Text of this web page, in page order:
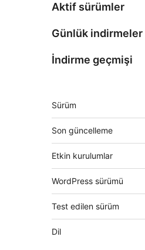
Aktif sürümler
Günlük indirmeler
İndirme geçmişi
Meta
Sürüm
Son güncelleme
Etkin kurulumlar
WordPress sürümü
Test edilen sürüm
Dil